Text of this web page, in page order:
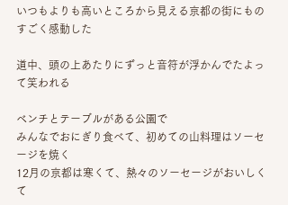
いつもよりも高いところから見える京都の街にもの
すごく感動した
道中、頭の上あたりにずっと音符が浮かんでたよっ
て笑われる
ベンチとテーブルがある公園で
みんなでおにぎり食べて、初めての山料理はソーセ
ージを焼く
12月の京都は寒くて、熱々のソーセージがおいしく
て